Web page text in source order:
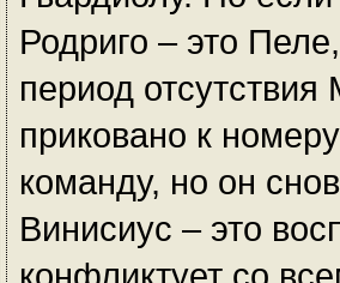
Родриго – это
период
приковано к
команду, но он
Винисиус – это